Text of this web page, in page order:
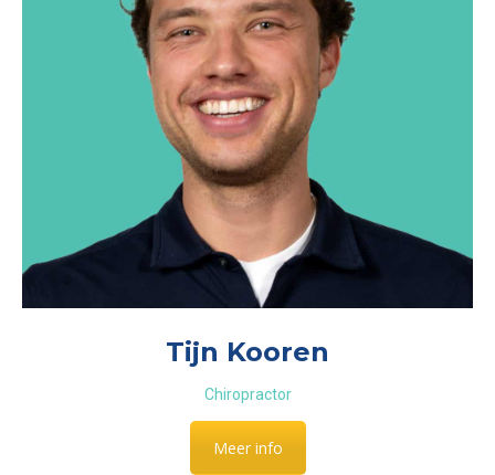
Tijn Kooren
Chiropractor
Meer info